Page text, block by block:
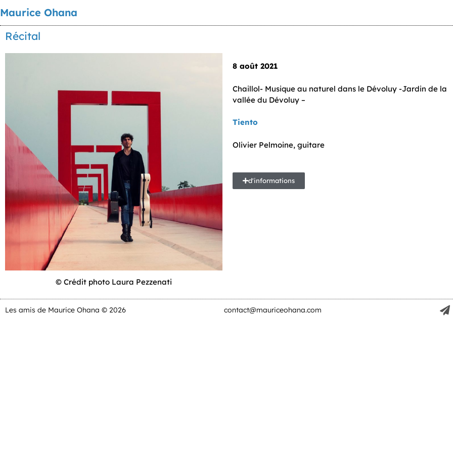
Maurice Ohana
Récital
© Crédit photo Laura Pezzenati
8 août 2021
Chaillol- Musique au naturel dans le Dévoluy -Jardin de la
vallée du Dévoluy –
Tiento
Olivier Pelmoine, guitare
d'informations
Les amis de Maurice Ohana © 2026 contact@mauriceohana.com